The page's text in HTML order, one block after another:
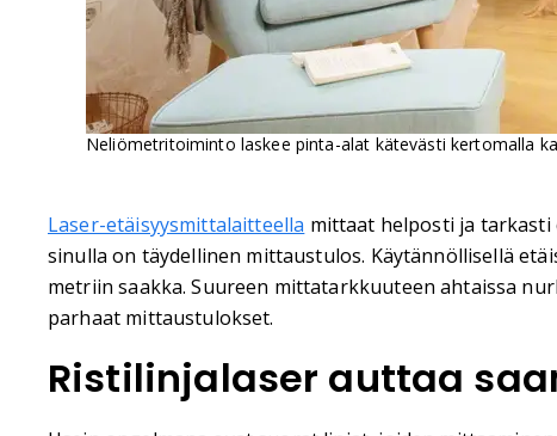
Neliömetritoiminto laskee pinta-alat kätevästi kertomalla
Laser-etäisyysmittalaitteella mittaat helposti ja tarkasti
sinulla on täydellinen mittaustulos. Käytännöllisellä
metriin saakka. Suureen mittatarkkuuteen ahtaissa
parhaat mittaustulokset.
Ristilinjalaser auttaa